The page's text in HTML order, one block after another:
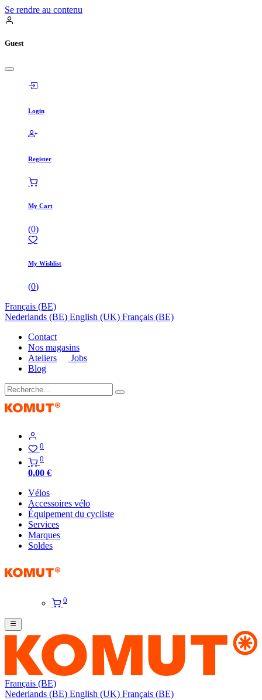
Se rendre au contenu
Guest
Login
Register
My Cart
(0)
My Wishlist
(0)
Français (BE)
Nederlands (BE) English (UK) Français (BE)
Contact
Nos magasins
Ateliers
Jobs
Blog
0
0
0,00 €
Vélos
Accessoires vélo
Équipement du cycliste
Services
Marques
Soldes
0
Français (BE)
Nederlands (BE) English (UK) Français (BE)